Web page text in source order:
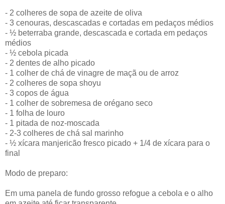
- 2 colheres de sopa de azeite de oliva
- 3 cenouras, descascadas e cortadas em pedaços médios
- ½ beterraba grande, descascada e cortada em pedaços
médios
- ½ cebola picada
- 2 dentes de alho picado
- 1 colher de chá de vinagre de maçã ou de arroz
- 2 colheres de sopa shoyu
- 3 copos de água
- 1 colher de sobremesa de orégano seco
- 1 folha de louro
- 1 pitada de noz-moscada
- 2-3 colheres de chá sal marinho
- ½ xícara manjericão fresco picado + 1/4 de xícara para o
final
Modo de preparo:
Em uma panela de fundo grosso refogue a cebola e o alho